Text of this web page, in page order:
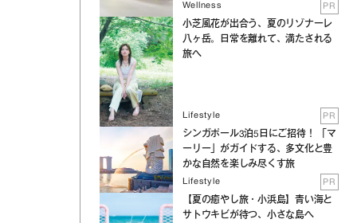
Wellness PR
小芝風花が出合う、夏のリゾナーレ
八ヶ岳。日常を離れて、満たされる
旅へ
Lifestyle PR
シンガポール3泊5日にご招待！ 「マ
ーリー」がガイドする、多文化と豊
かな自然を楽しみ尽くす旅
Lifestyle PR
【夏の癒やし旅・小浜島】青い海と
サトウキビが待つ、小さな島へ